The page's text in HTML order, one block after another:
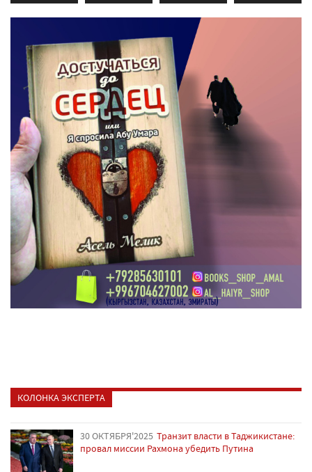
КОЛОНКА ЭКСПЕРТА
30 ОКТЯБРЯ'2025 Транзит власти в Таджикистане:
провал миссии Рахмона убедить Путина